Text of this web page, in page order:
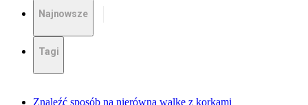
Najnowsze
Tagi
Znaleźć sposób na nierówną walkę z korkami